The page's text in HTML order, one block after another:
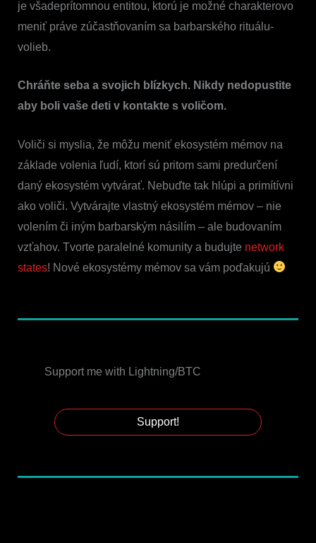
je všadeprítomnou entitou, ktorú je možné charakterovo
meniť práve zúčastňovaním sa barbarského rituálu­
volieb.
Chráňte seba a svojich blízkych. Nikdy nedopustite
aby boli vaše deti v kontakte s voličom.
Voliči si myslia, že môžu meniť ekosystém mémov na
základe volenia ľudí, ktorí sú pritom sami predurčení
daný ekosystém vytvárať. Nebuďte tak hlúpi a primítívni
ako voliči. Vytvárajte vlastný ekosystém mémov – nie
volením či iným barbarským násilím – ale budovaním
vzťahov. Tvorte paralelné komunity a budujte network
states! Nové ekosystémy mémov sa vám poďakujú
Support me with Lightning/BTC
Support!